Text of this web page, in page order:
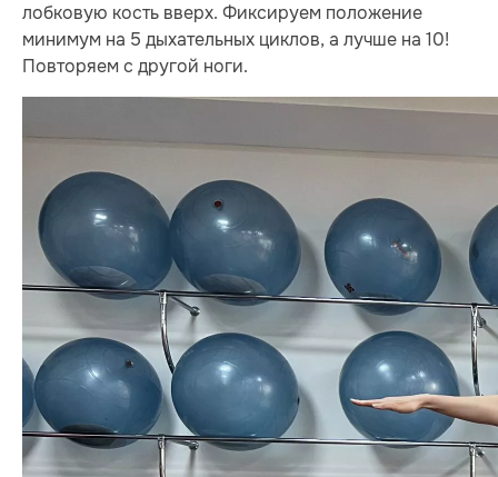
лобковую кость вверх. Фиксируем положение
минимум на 5 дыхательных циклов, а лучше на 10!
Повторяем с другой ноги.